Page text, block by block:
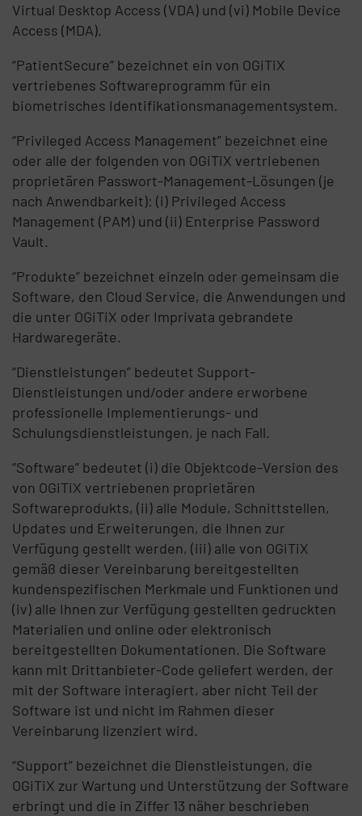
Virtual Desktop Access (VDA) und (vi) Mobile Device
Access (MDA).
“PatientSecure” bezeichnet ein von OGiTiX
vertriebenes Softwareprogramm für ein
biometrisches Identifikationsmanagementsystem.
“Privileged Access Management” bezeichnet eine
oder alle der folgenden von OGiTiX vertriebenen
proprietären Passwort-Management-Lösungen (je
nach Anwendbarkeit): (i) Privileged Access
Management (PAM) und (ii) Enterprise Password
Vault.
“Produkte” bezeichnet einzeln oder gemeinsam die
Software, den Cloud Service, die Anwendungen und
die unter OGiTiX oder Imprivata gebrandete
Hardwaregeräte.
“Dienstleistungen” bedeutet Support-
Dienstleistungen und/oder andere erworbene
professionelle Implementierungs- und
Schulungsdienstleistungen, je nach Fall.
“Software” bedeutet (i) die Objektcode-Version des
von OGiTiX vertriebenen proprietären
Softwareprodukts, (ii) alle Module, Schnittstellen,
Updates und Erweiterungen, die Ihnen zur
Verfügung gestellt werden, (iii) alle von OGiTiX
gemäß dieser Vereinbarung bereitgestellten
kundenspezifischen Merkmale und Funktionen und
(iv) alle Ihnen zur Verfügung gestellten gedruckten
Materialien und online oder elektronisch
bereitgestellten Dokumentationen. Die Software
kann mit Drittanbieter-Code geliefert werden, der
mit der Software interagiert, aber nicht Teil der
Software ist und nicht im Rahmen dieser
Vereinbarung lizenziert wird.
“Support” bezeichnet die Dienstleistungen, die
OGiTiX zur Wartung und Unterstützung der Software
erbringt und die in Ziffer 13 näher beschrieben